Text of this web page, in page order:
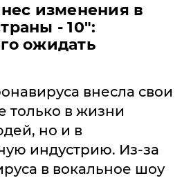
изменения в
- 10":
ожидать
внесла свои
только в жизни
но и в
индустрию. Из-за
в вокальное шоу